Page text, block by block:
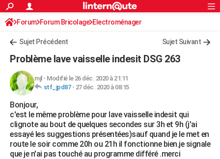
ACTUALITÉS
Politique
Société
Faits Divers
Education
Monde
Villes
+
FINANCE
Retraite
Impôts
Epargne
Immobilier
Risques naturels par ville
Banque
Assurance
Crédit
AUTO
Essais
Réserver un essai
Citadines
Berlines
SUV
Forum auto
+HIGH-TECH
Mobiles
Meilleur smartphone
Internet
Ordinateurs
Jeux vidéo
Guide high-tech
+BRICOLAGE
Forum
Aménagement intérieur
Extérieur
Cuisine
Salle de bains
Jardinage
Rangement
WEEK-END
S'inscrire
Connexion
Forum Forum Bricolage Electroménager
Sujet Précédent Sujet Suivant
Problème lave vaisselle indesit DSG 263
mjl - Modifié le 26 déc. 2020 à 21:11
stf_jpd87- 27 déc. 2020 à 08:15
Bonjour,
c'est le même problème pour lave vaisselle indesit qui
clignote au bout de quelques secondes sur 3h et 9h (j'ai
essayé les suggestions présentées)sauf quand je le met en
route le soir comme 20h ou 21h il fonctionne bien.je signale
que je n'ai pas touché au programme différé .merci